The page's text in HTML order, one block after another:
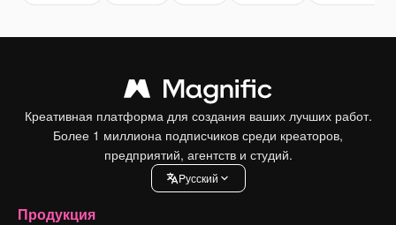
Креативная платформа для создания ваших лучших работ.
Более 1 миллиона подписчиков среди креаторов,
предприятий, агентств и студий.
Pусский
Продукция